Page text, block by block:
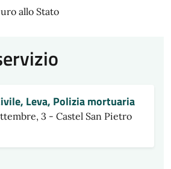
allo Stato
Leva, Polizia mortuaria
3 - Castel San Pietro